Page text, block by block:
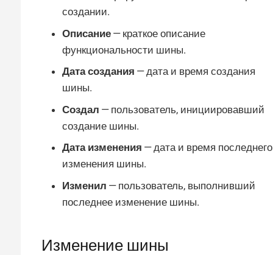
создании.
Описание — краткое описание
функциональности шины.
Дата создания — дата и время создания
шины.
Создал — пользователь, инициировавший
создание шины.
Дата изменения — дата и время последнего
изменения шины.
Изменил — пользователь, выполнивший
последнее изменение шины.
Изменение шины